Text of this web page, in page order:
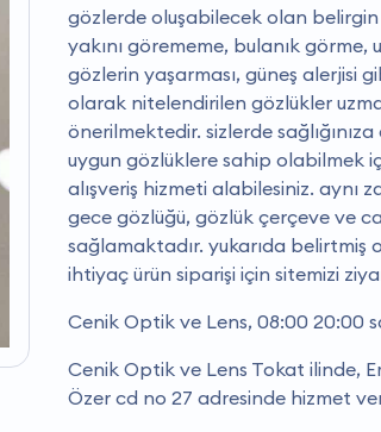
gözlerde oluşabilecek olan
yakını görememe, bulanık görme,
gözlerin yaşarması, güneş alerjisi
olarak nitelendirilen gözlükler
önerilmektedir. sizlerde
uygun gözlüklere sahip olabilmek
alışveriş hizmeti alabilesiniz. aynı
gece gözlüğü, gözlük çerçeve ve
sağlamaktadır. yukarıda belirtmiş
ihtiyaç ürün siparişi için sitemizi
Cenik Optik ve Lens, 08:00 20:00
Cenik Optik ve Lens Tokat ilinde,
Özer cd no 27 adresinde hizmet